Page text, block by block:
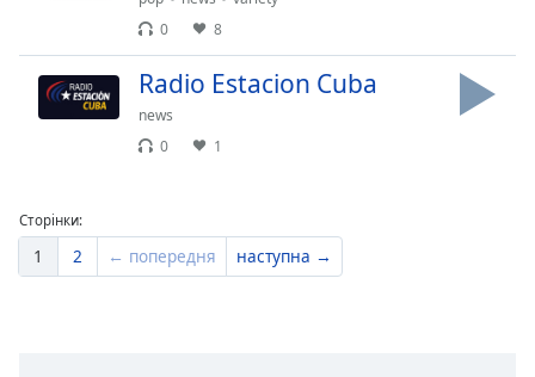
0
8
Radio Estacion Cuba
news
0
1
Сторінки:
1 2 ← попередня наступна →